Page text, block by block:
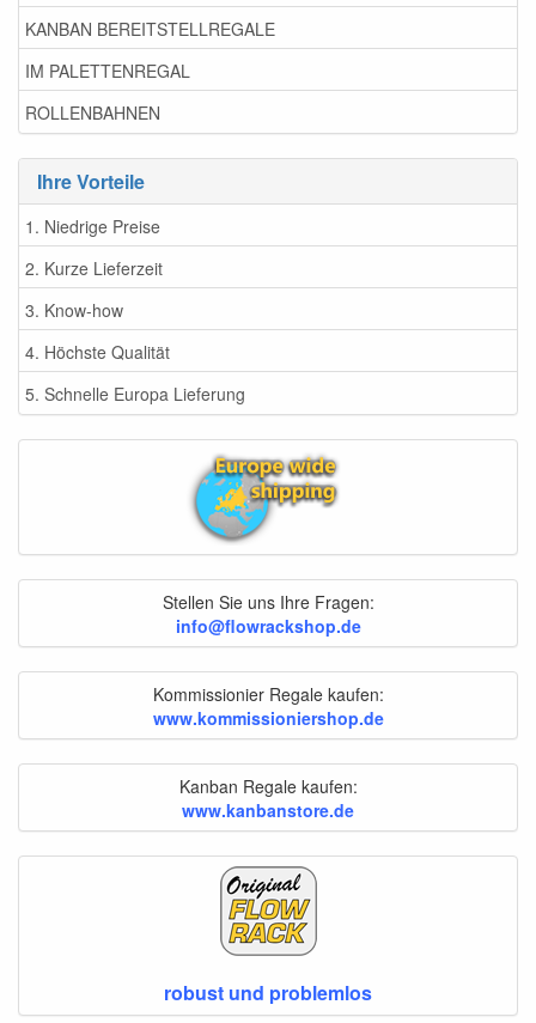
KANBAN BEREITSTELLREGALE
IM PALETTENREGAL
ROLLENBAHNEN
Ihre Vorteile
1. Niedrige Preise
2. Kurze Lieferzeit
3. Know-how
4. Höchste Qualität
5. Schnelle Europa Lieferung
Stellen Sie uns Ihre Fragen:
info@flowrackshop.de
Kommissionier Regale kaufen:
www.kommissioniershop.de
Kanban Regale kaufen:
www.kanbanstore.de
robust und problemlos